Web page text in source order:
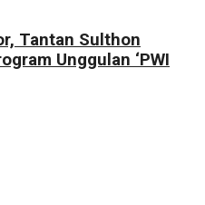
Tantan Sulthon
Unggulan ‘PWI